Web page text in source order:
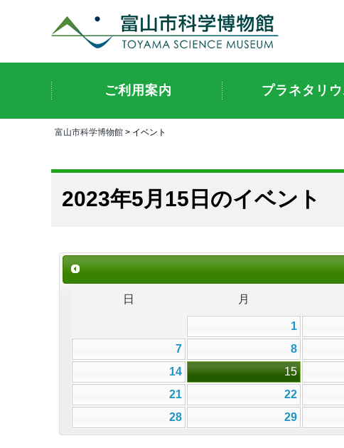
ご利用案内 プラネタリ
富山市科学博物館 > イベント
2023年5月15日のイベント
日 月
1
7
8
14
15
21
22
28
29